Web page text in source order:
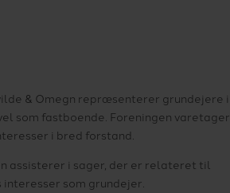
& Omegn repræsenterer grundejere i
som fastboende. Foreningen varetager
i bred forstand.
assisterer i sager, der er relateret til
som grundejer.